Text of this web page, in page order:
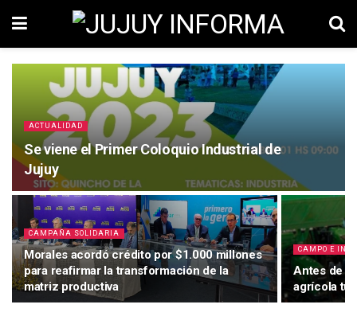
ACTUALIDAD
Se viene el Primer Coloquio Industrial de
Jujuy
CAMPAÑA SOLIDARIA
Morales acordó crédito por $1.000 millones
para reafirmar la transformación de la
matriz productiva
CAMPO E
Antes de
agrícola